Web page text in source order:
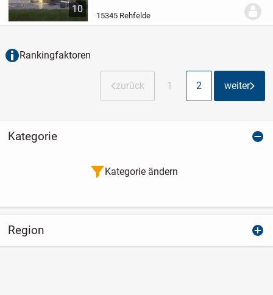
10
Sie mit an, verwirklichen Sie Ihre
15345 Rehfelde
Rankingfaktoren
zurück 1 2 weiter
Kategorie
Kategorie ändern
Region